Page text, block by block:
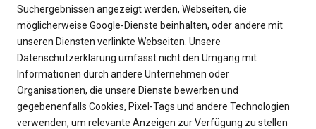
Suchergebnissen angezeigt werden, Webseiten, die
möglicherweise Google-Dienste beinhalten, oder andere mit
unseren Diensten verlinkte Webseiten. Unsere
Datenschutzerklärung umfasst nicht den Umgang mit
Informationen durch andere Unternehmen oder
Organisationen, die unsere Dienste bewerben und
gegebenenfalls Cookies, Pixel-Tags und andere Technologien
verwenden, um relevante Anzeigen zur Verfügung zu stellen